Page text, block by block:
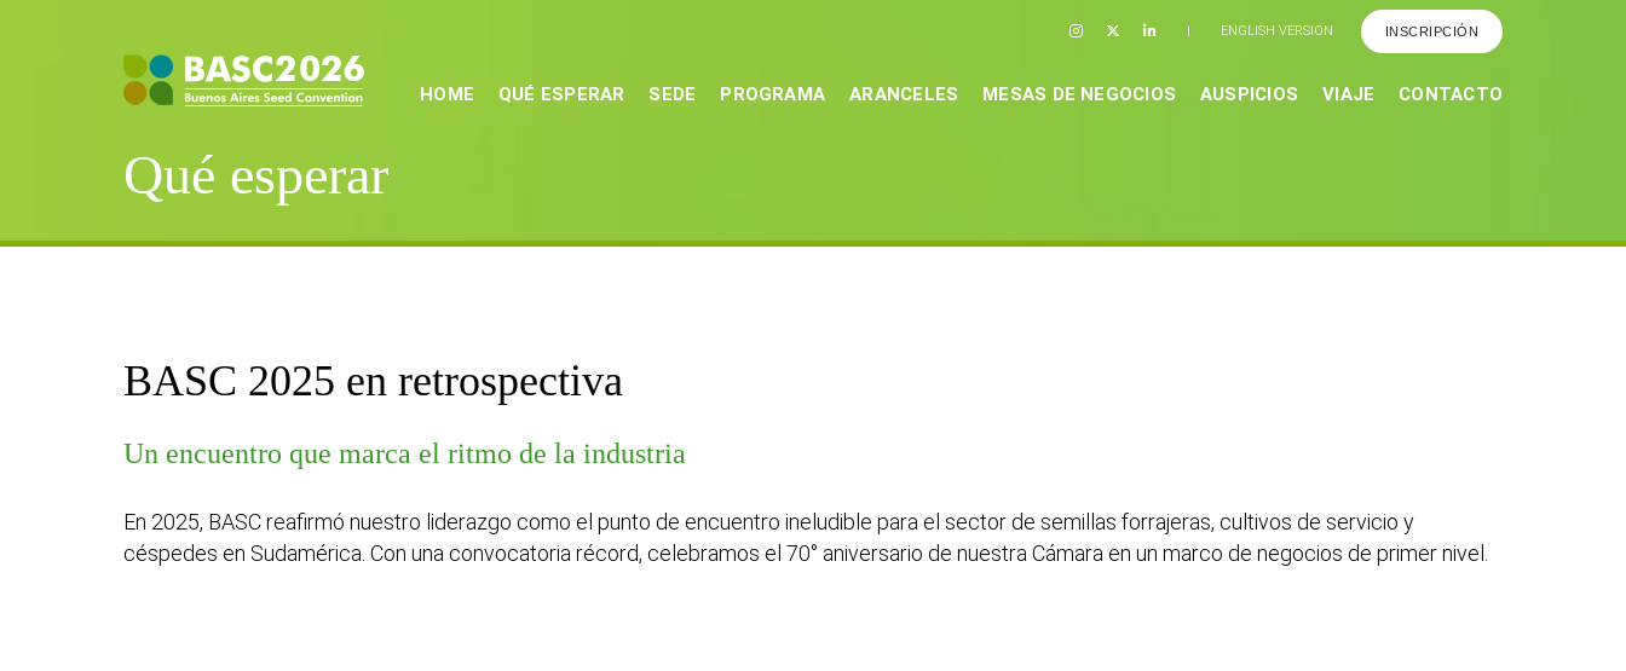
ENGLISH VERSION INSCRIPCIÓN
HOME QUÉ ESPERAR SEDE PROGRAMA ARANCELES MESAS DE NEGOCIOS AUSPICIOS VIAJE CONTACTO
Qué esperar
BASC 2025 en retrospectiva
Un encuentro que marca el ritmo de la industria
En 2025, BASC reafirmó nuestro liderazgo como el punto de encuentro ineludible para el sector de semillas forrajeras, cultivos de servicio y
céspedes en Sudamérica. Con una convocatoria récord, celebramos el 70° aniversario de nuestra Cámara en un marco de negocios de primer nivel.